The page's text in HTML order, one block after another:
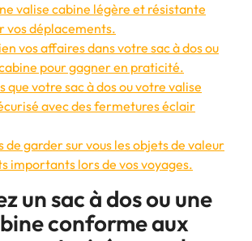
valise cabine légère et résistante
vos déplacements.
vos affaires dans votre sac à dos ou
pour gagner en praticité.
que votre sac à dos ou votre valise
avec des fermetures éclair
de garder sur vous les objets de valeur
importants lors de vos voyages.
un sac à dos ou une
conforme aux